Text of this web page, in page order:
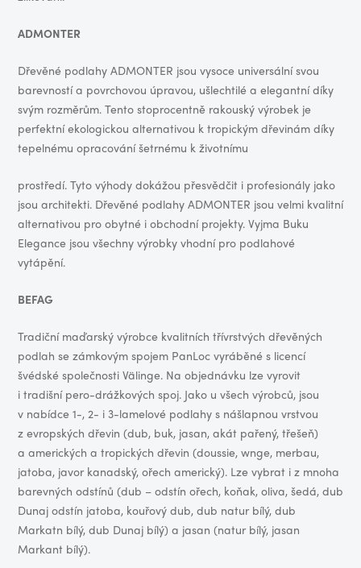
ADMONTER
Dřevěné podlahy ADMONTER jsou vysoce universální svou
barevností a povrchovou úpravou, ušlechtilé a elegantní díky
svým rozměrům. Tento stoprocentně rakouský výrobek je
perfektní ekologickou alternativou k tropickým dřevinám díky
tepelnému opracování šetrnému k životnímu
prostředí. Tyto výhody dokážou přesvědčit i profesionály jako
jsou architekti. Dřevěné podlahy ADMONTER jsou velmi kvalitní
alternativou pro obytné i obchodní projekty. Vyjma Buku
Elegance jsou všechny výrobky vhodní pro podlahové
vytápění.
BEFAG
Tradiční maďarský výrobce kvalitních třívrstvých dřevěných
podlah se zámkovým spojem PanLoc vyráběné s licencí
švédské společnosti Välinge. Na objednávku lze vyrovit
i tradišní pero-drážkových spoj. Jako u všech výrobců, jsou
v nabídce 1-, 2- i 3-lamelové podlahy s nášlapnou vrstvou
z evropských dřevin (dub, buk, jasan, akát pařený, třešeň)
a amerických a tropických dřevin (doussie, wnge, merbau,
jatoba, javor kanadský, ořech americký). Lze vybrat i z mnoha
barevných odstínů (dub – odstín ořech, koňak, oliva, šedá, dub
Dunaj odstín jatoba, kouřový dub, dub natur bílý, dub
Markatn bílý, dub Dunaj bílý) a jasan (natur bílý, jasan
Markant bílý).